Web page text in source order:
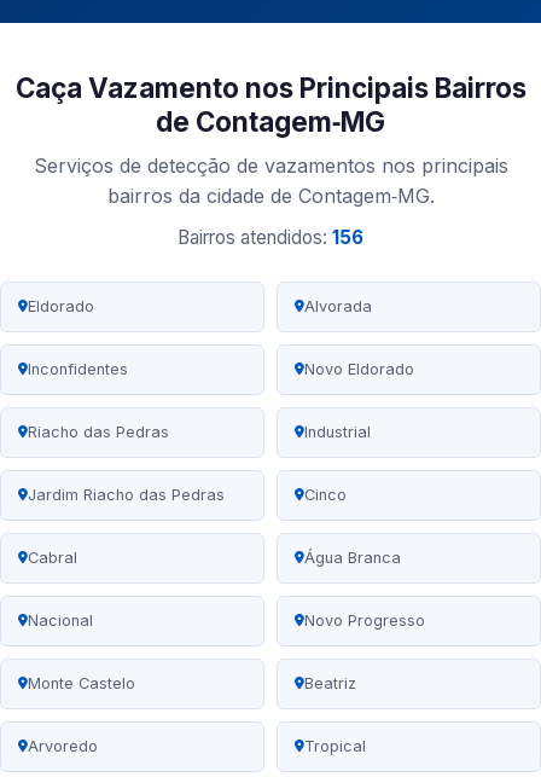
Caça Vazamento nos Principais Bairros
de Contagem‑MG
Serviços de detecção de vazamentos nos principais
bairros da cidade de Contagem‑MG.
Bairros atendidos: 156
Eldorado Alvorada
Inconfidentes Novo Eldorado
Riacho das Pedras Industrial
Jardim Riacho das Pedras Cinco
Cabral Água Branca
Nacional Novo Progresso
Monte Castelo Beatriz
Arvoredo Tropical